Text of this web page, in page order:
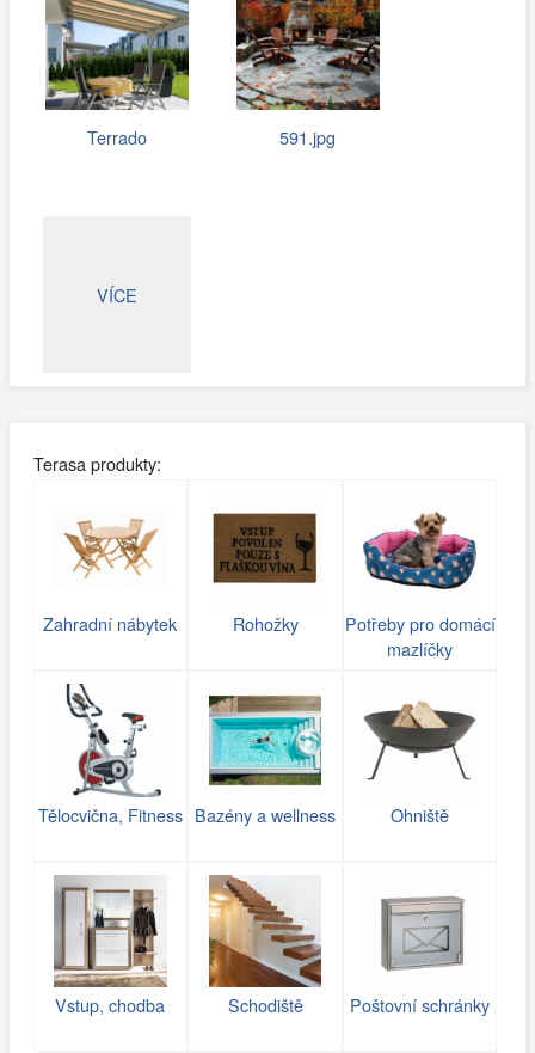
Terrado 591.jpg
VÍCE
Terasa produkty:
Zahradní nábytek Rohožky
Potřeby pro domácí
mazlíčky
Tělocvična, Fitness Bazény a wellness Ohniště
Vstup, chodba Schodiště Poštovní schránky